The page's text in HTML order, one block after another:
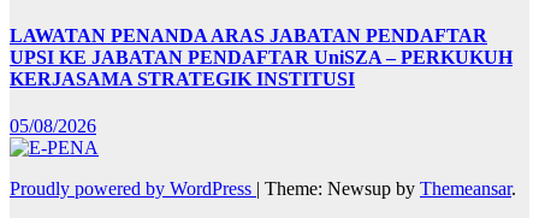
LAWATAN PENANDA ARAS JABATAN PENDAFTAR
UPSI KE JABATAN PENDAFTAR UniSZA – PERKUKUH
KERJASAMA STRATEGIK INSTITUSI
05/08/2026
Proudly powered by WordPress | Theme: Newsup by Themeansar.